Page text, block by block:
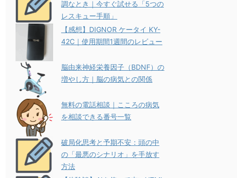
調なとき｜今すぐ試せる「5つの
レスキュー手順」
【感想】DIGNOR ケータイ KY-
42C｜使用期間1週間のレビュー
脳由来神経栄養因子（BDNF）の
増やし方｜脳の病気との関係
無料の電話相談｜こころの病気
を相談できる番号一覧
破局化思考と予期不安：頭の中
の「最悪のシナリオ」を手放す
方法